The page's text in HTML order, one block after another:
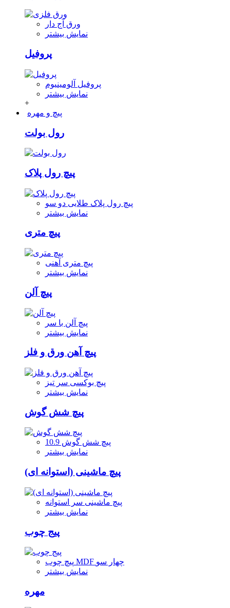
ورق آج دار
نمایش بیشتر
پروفیل
پروفیل آلومینیوم
نمایش بیشتر
+
پیچ و مهره
رول بولت
پیچ رول پلاک
پیچ رول پلاک طلایی دو سو
نمایش بیشتر
پیچ متری
پیچ متری آهنی
نمایش بیشتر
پیچ آلن
پیچ آلن با سر
نمایش بیشتر
پیچ آهن ورق و فلز
پیچ بوکسی سر تیز
نمایش بیشتر
پیچ شش گوش
پیچ شش گوش 10.9
نمایش بیشتر
پیچ ماشینی (استوانه ای)
پیچ ماشینی سر استوانه
نمایش بیشتر
پیج چوب
پیچ چوب MDF چهار سو
نمایش بیشتر
مهره